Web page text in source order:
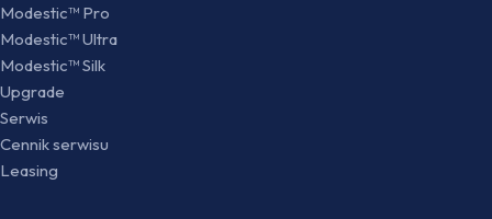
Modestic™ Pro
Modestic™ Ultra
Modestic™ Silk
Upgrade
Serwis
Cennik serwisu
Leasing